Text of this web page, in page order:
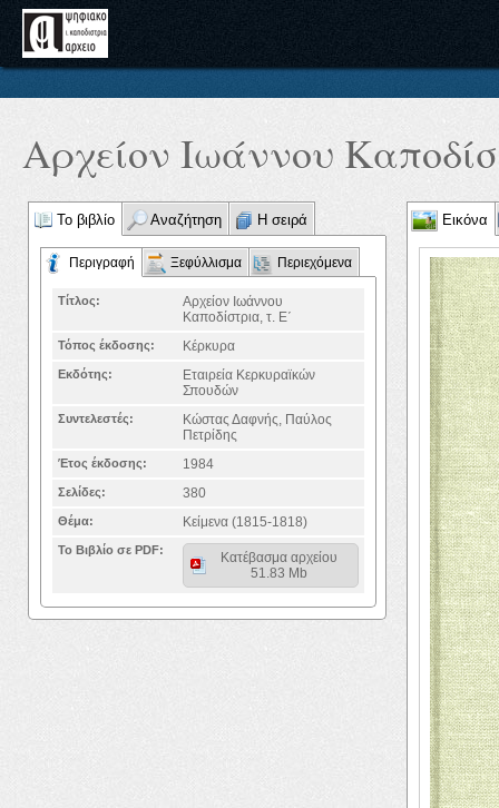
Αρχείον Ιωάννου
Το βιβλίο Αναζήτηση Η σειρά
Περιγραφή Ξεφύλλισμα Περιεχόμενα
Τίτλος:
Αρχείον Ιωάννου
Καποδίστρια, τ. Ε΄
Τόπος έκδοσης: Κέρκυρα
Εκδότης:
Εταιρεία Κερκυραϊκών
Σπουδών
Συντελεστές:
Κώστας Δαφνής, Παύλος
Πετρίδης
Έτος έκδοσης: 1984
Σελίδες: 380
Θέμα: Κείμενα (1815-1818)
Το Βιβλίο σε PDF:
Κατέβασμα αρχείου
51.83 Mb
Εικόνα